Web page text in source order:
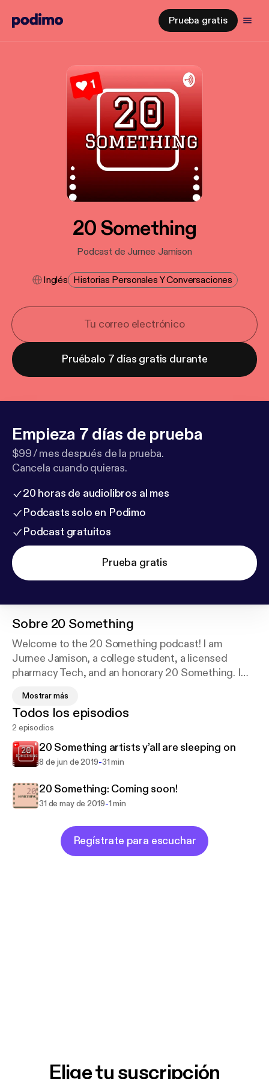
Prueba gratis
20 Something
Podcast de Jurnee Jamison
Inglés Historias Personales Y Conversaciones
Pruébalo 7 días gratis durante
Empieza 7 días de prueba
$99 / mes después de la prueba.
Cancela cuando quieras.
20 horas de audiolibros al mes
Podcasts solo en Podimo
Podcast gratuitos
Prueba gratis
Sobre 20 Something
Welcome to the 20 Something podcast! I am
Jurnee Jamison, a college student, a licensed
pharmacy Tech, and an honorary 20 Something. I
some friends along the way. If you every want to
send me a topic to discuss email me at
20somespodcast@gmail.com. Have a blessed day
and have a blessed life!
Mostrar más
Todos los episodios
2 episodios
20 Something artists y’all are sleeping on
8 de jun de 2019-31 min
20 Something: Coming soon!
31 de may de 2019-1 min
Regístrate para escuchar
Elige tu suscripción